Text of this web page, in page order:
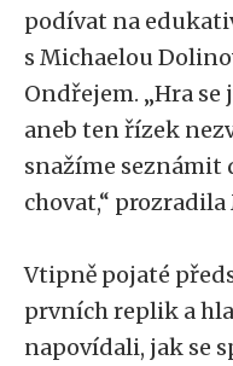
podívat na
s Michaelou
Ondřejem. „Hra
aneb ten řízek
snažíme seznámit
chovat,“
Vtipně pojaté
prvních replik a
napovídali, jak se